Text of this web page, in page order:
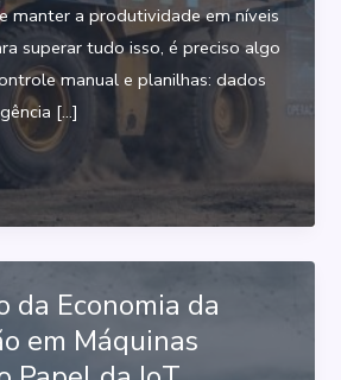
manter a produtividade em níveis
superar tudo isso, é preciso algo
manual e planilhas: dados
[…]
da Economia da
em Máquinas